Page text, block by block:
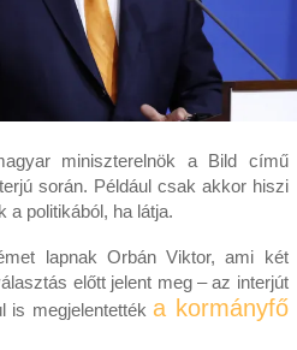
miniszterelnök a Bild című
során. Például csak akkor hiszi
a politikából, ha látja.
lapnak Orbán Viktor, ami két
előtt jelent meg – az interjút
is megjelentették a kormányfő